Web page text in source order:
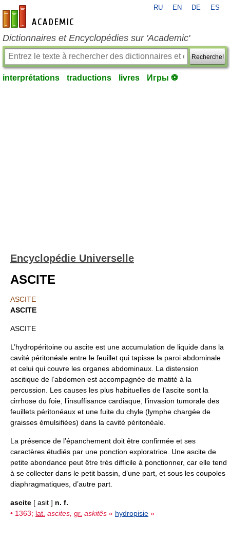
fr-academic.com
RU EN DE ES
Dictionnaires et Encyclopédies sur 'Academic'
Recherche!
interprétations traductions livres Игры ⚽
Encyclopédie Universelle
ASCITE
ASCITE
ASCITE
ASCITE
L’hydropéritoine ou ascite est une accumulation de liquide dans la
cavité péritonéale entre le feuillet qui tapisse la paroi abdominale
et celui qui couvre les organes abdominaux. La distension
ascitique de l’abdomen est accompagnée de matité à la
percussion. Les causes les plus habituelles de l’ascite sont la
cirrhose du foie, l’insuffisance cardiaque, l’invasion tumorale des
feuillets péritonéaux et une fuite du chyle (lymphe chargée de
graisses émulsifiées) dans la cavité péritonéale.
La présence de l’épanchement doit être confirmée et ses
caractères étudiés par une ponction exploratrice. Une ascite de
petite abondance peut être très difficile à ponctionner, car elle tend
à se collecter dans le petit bassin, d’une part, et sous les coupoles
diaphragmatiques, d’autre part.
ascite [ asit ] n. f.
• 1363; lat. ascites, gr. askitês « hydropisie »